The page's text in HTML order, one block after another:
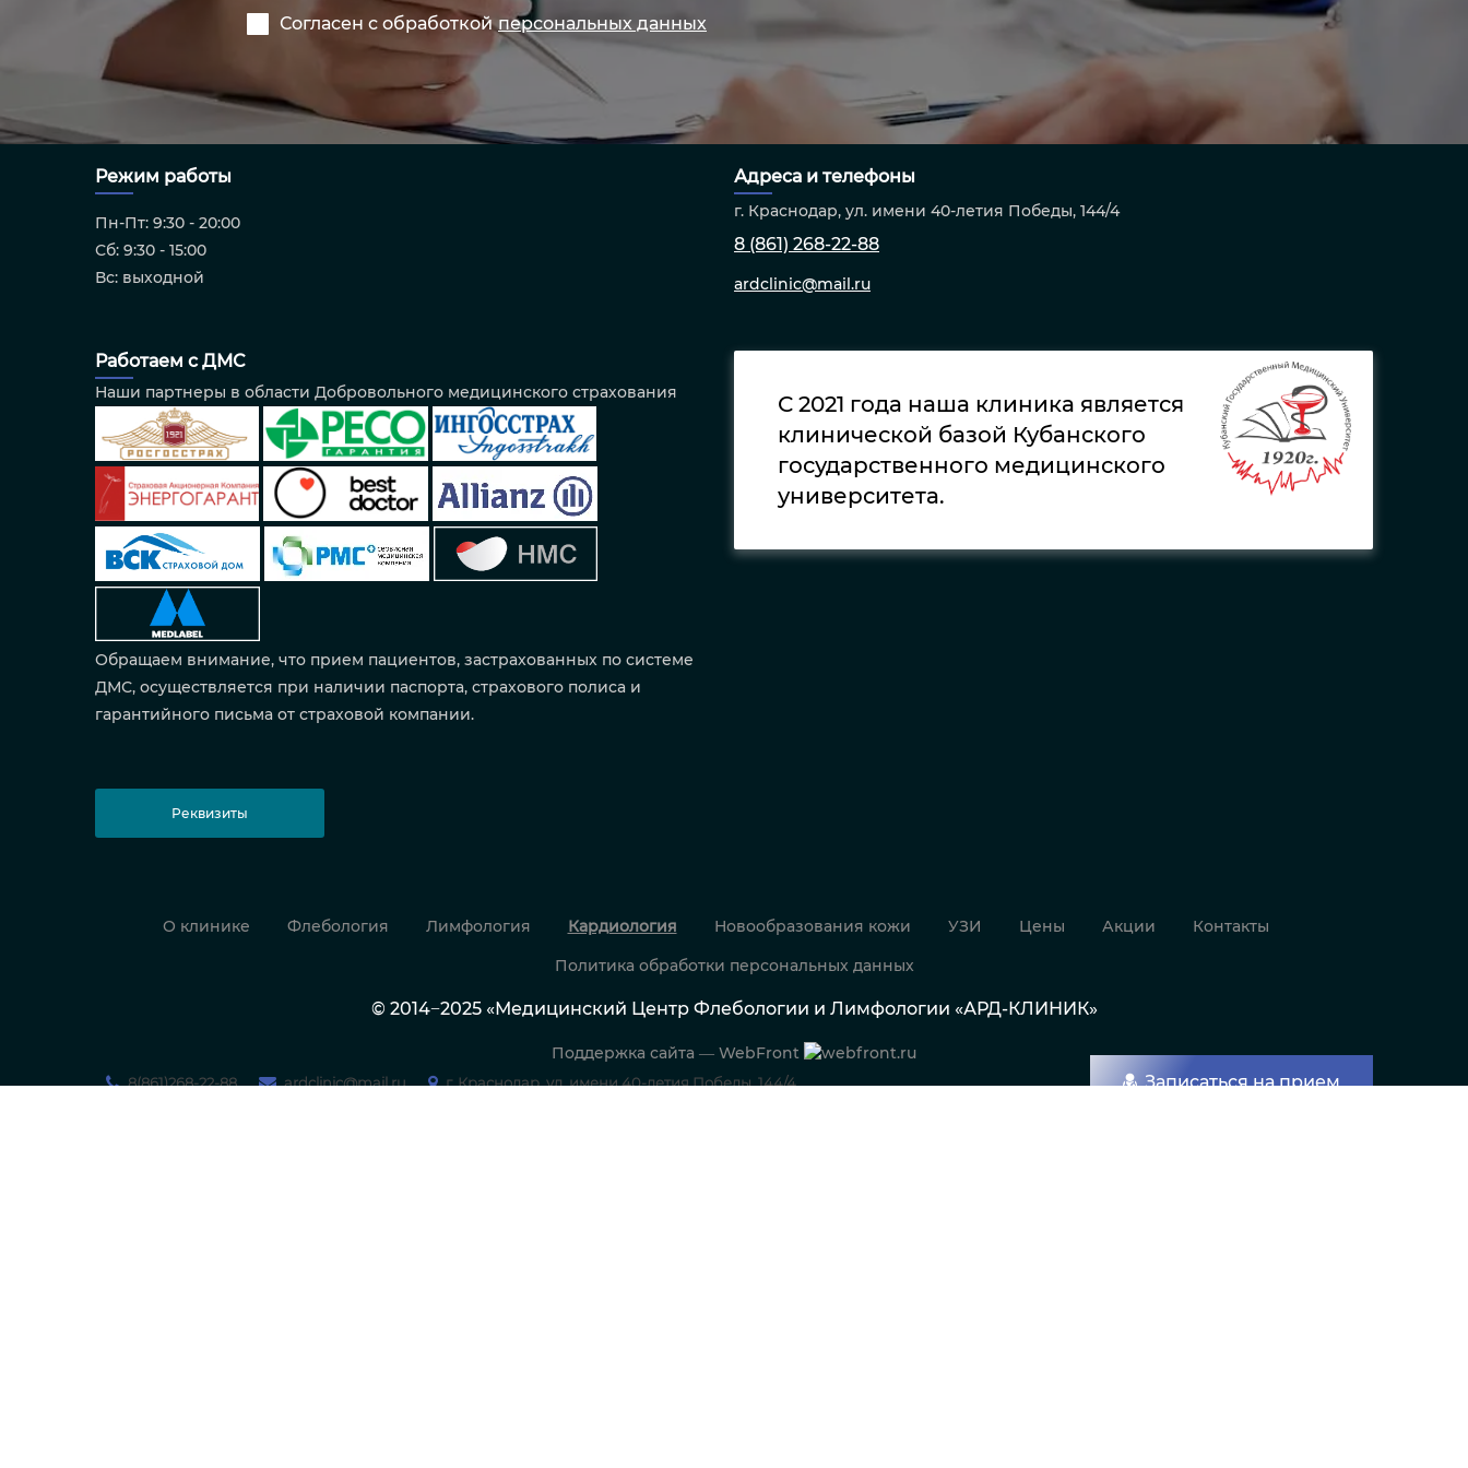
Согласен с обработкой персональных данных
Режим работы
Пн-Пт: 9:30 - 20:00
Сб: 9:30 - 15:00
Вс: выходной
Адреса и телефоны
г. Краснодар, ул. имени 40-летия Победы, 144/4
8 (861) 268-22-88
ardclinic@mail.ru
Работаем с ДМС
Наши партнеры в области Добровольного медицинского страхования
Обращаем внимание, что прием пациентов, застрахованных по системе
ДМС, осуществляется при наличии паспорта, страхового полиса и
гарантийного письма от страховой компании.
С 2021 года наша клиника является
клинической базой Кубанского
государственного медицинского
университета.
Реквизиты
О клинике Флебология Лимфология Кардиология Новообразования кожи УЗИ Цены Акции
Контакты
Политика обработки персональных данных
© 2014−2025 «Медицинский Центр Флебологии и Лимфологии «АРД-КЛИНИК»
Поддержка сайта — WebFront
8(861)268-22-88 ardclinic@mail.ru г. Краснодар, ул. имени 40-летия Победы, 144/4 Записаться на прием